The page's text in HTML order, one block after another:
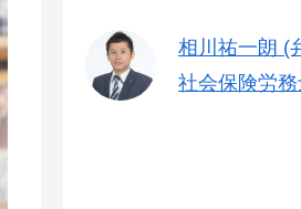
相川祐一朗 (
社会保険労務